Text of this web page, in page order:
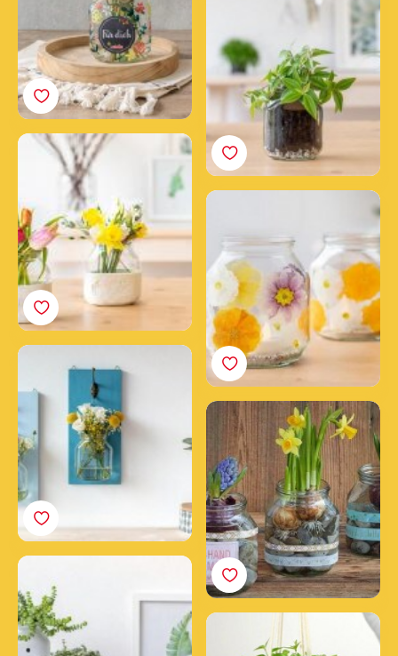
leeren nutella® Glas
So bastelst du dir eine
Blumenvase mit Ton
und einem nutella®
Glas
nutella® Glas
nutella® Gläsern
Frühling im Glas
lächelnde nutella®
Blumenampel mit